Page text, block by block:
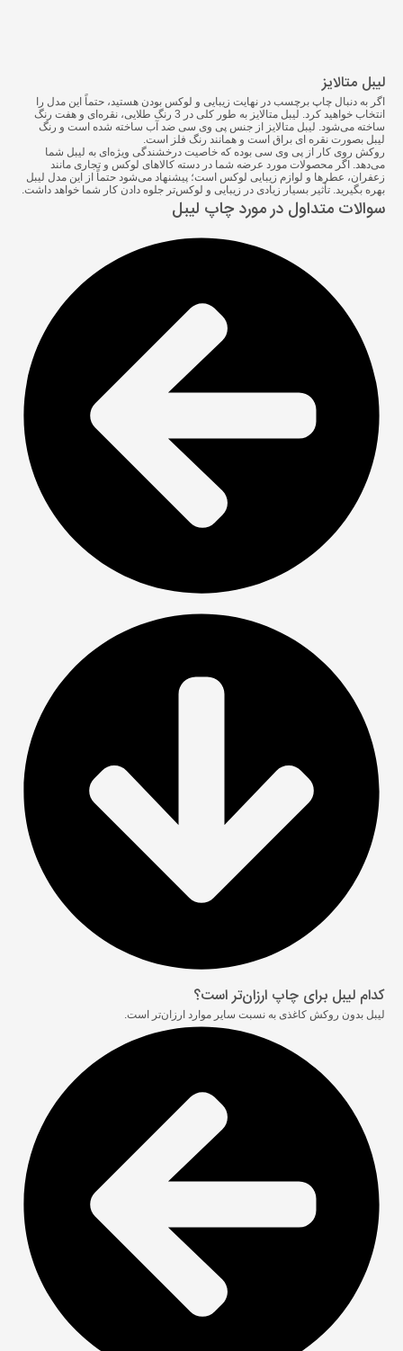
لیبل متالایز
اگر به دنبال چاپ برچسب در نهایت زیبایی و لوکس بودن هستید، حتماً این مدل را
انتخاب خواهید کرد. لیبل متالایز به طور کلی در 3 رنگ طلایی، نقره‌ای و هفت رنگ
ساخته می‌شود. لیبل متالایز از جنس پی وی سی ضد آب ساخته شده است و رنگ
لیبل بصورت نقره ای براق است و همانند رنگ فلز است.
روکش روی کار از پی وی سی بوده که خاصیت درخشندگی ویژه‌ای به لیبل شما
می‌دهد. اگر محصولات مورد عرضه شما در دسته کالاهای لوکس و تجاری مانند
زعفران، عطر‌ها و لوازم زیبایی لوکس است؛ پیشنهاد می‌شود حتماً از این مدل لیبل
بهره بگیرید. تأثیر بسیار زیادی در زیبایی و لوکس‌تر جلوه دادن کار شما خواهد داشت.
سوالات متداول در مورد چاپ لیبل
کدام لیبل برای چاپ ارزان‌تر است؟
لیبل بدون روکش کاغذی به نسبت سایر موارد ارزان‌تر است.